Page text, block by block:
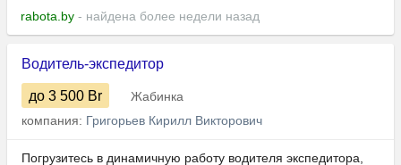
rabota.by - найдена более недели назад
Водитель-экспедитор
до 3 500 Br
Жабинка
компания: Григорьев Кирилл Викторович
Погрузитесь в динамичную работу водителя экспедитора,